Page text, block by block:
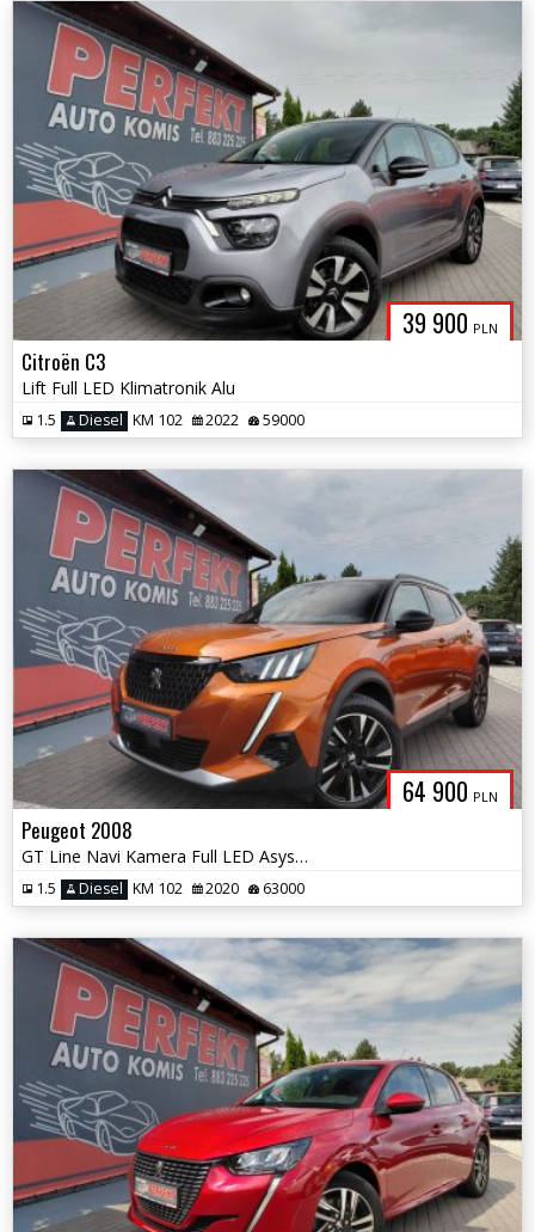
39 900 PLN
Citroën C3
Lift Full LED Klimatronik Alu
1.5 Diesel KM 102 2022 59000
64 900 PLN
Peugeot 2008
GT Line Navi Kamera Full LED Asystent pasa
1.5 Diesel KM 102 2020 63000